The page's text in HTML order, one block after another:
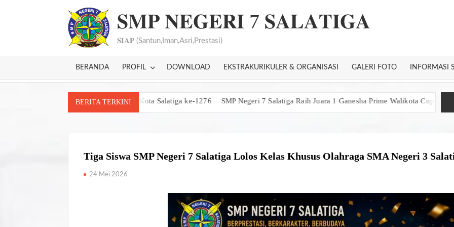
𝐒𝐌𝐏 𝐍𝐄𝐆𝐄𝐑𝐈 7 𝐒𝐀𝐋𝐀𝐓𝐈𝐆𝐀
𝐒𝐈𝐀𝐏 (Santun,Iman,Asri,Prestasi)
BERANDA PROFIL DOWNLOAD EKSTRAKURIKULER & ORGANISASI GALERI FOTO INFORMASI
BERITA TERKINI
Seni dan Bazar HUT Kota Salatiga ke-1276 SMP Negeri 7 Salatiga Raih Juara 1 Ganesha Prime Walikota Cup 2026 Layar
Tiga Siswa SMP Negeri 7 Salatiga Lolos Kelas Khusus Olahraga SMA Negeri 3
24 Mei 2026